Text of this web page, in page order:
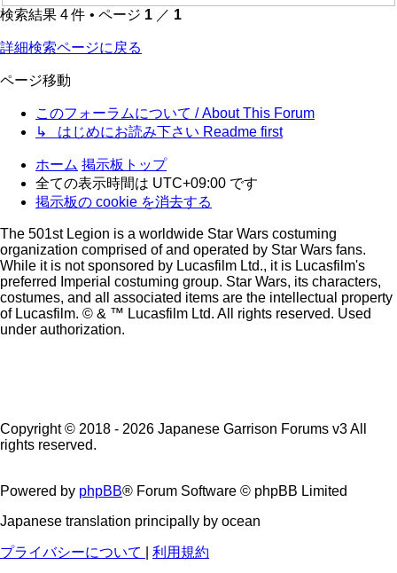
検索結果 4 件 • ページ 1 ／ 1
詳細検索ページに戻る
ページ移動
このフォーラムについて / About This Forum
↳ はじめにお読み下さい Readme first
ホーム 掲示板トップ
全ての表示時間は UTC+09:00 です
掲示板の cookie を消去する
The 501st Legion is a worldwide Star Wars costuming
organization comprised of and operated by Star Wars fans.
While it is not sponsored by Lucasfilm Ltd., it is Lucasfilm's
preferred Imperial costuming group. Star Wars, its characters,
costumes, and all associated items are the intellectual property
of Lucasfilm. © & ™ Lucasfilm Ltd. All rights reserved. Used
under authorization.
Copyright © 2018 - 2026 Japanese Garrison Forums v3 All
rights reserved.
Powered by phpBB® Forum Software © phpBB Limited
Japanese translation principally by ocean
プライバシーについて 利用規約